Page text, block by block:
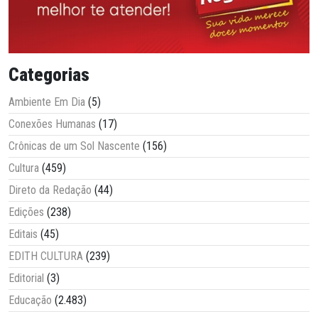
Categorias
Ambiente Em Dia (5)
Conexões Humanas (17)
Crônicas de um Sol Nascente (156)
Cultura (459)
Direto da Redação (44)
Edições (238)
Editais (45)
EDITH CULTURA (239)
Editorial (3)
Educação (2.483)